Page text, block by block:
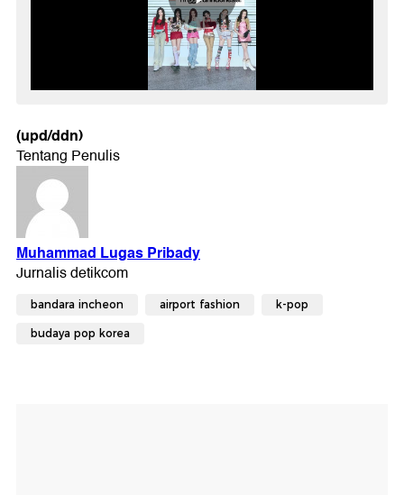
(upd/ddn)
bandara incheon airport fashion k-pop
budaya pop korea